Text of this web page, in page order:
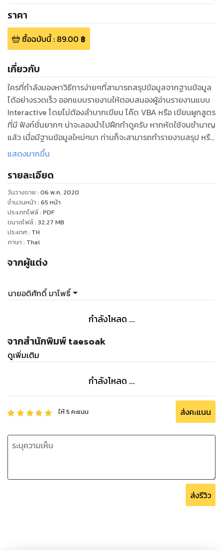
ราคา
ซื้อฉบับนี้: 89.00 ฿
เกี่ยวกับ
ใครที่กำลังมองหาวิธีการง่ายๆที่สามารถสรุปข้อมูลจากฐานข้อมูล
ได้อย่างรวดเร็ว ออกแบบรายงานให้ตอบสนองผู้อ่านรายงานแบบ
Interactive โดยไม่ต้องลำบากเขียน โค๊ด VBA หรือ เขียนผูกสูตร
ที่มี ฟังก์ชั่นยากๆ น่าจะลองนำไปฝึกทำดูครับ หากหัดใช้จนชำนาญ
แล้ว เมื่อมีฐานข้อมูลใหม่ๆมา ท่านก็จะสามารถทำรายงานสรุป หรือ
ออกแบบรายงานให้ผู้ใช้งานได้นำไปใช้ได้ภายในไม่กี่นาที ย้ำครับว่า
Excel จนคล่องแล้วก็อาจใช้เวลาครึ่งค่อนวันเหมือนกัน นอกจากนี้
ยังต้องทดสอบสูตรต่างๆจนแน่ใจแล้วว่าทำงานไม่ผิดพลาด จึงจะ
นำไปใช้งานได้ อีกอย่าง ผู้เขียนเองอยากนำฟีเจอร์ Slicer ซึ่ง
คล้ายๆกับมี Combo box หรือ List box ไว้ให้ผู้อ่านรายงานได้ค
ลิ๊กเลือกสรุปข้อมูลแบบ Interactive ซึ่งผมมองว่าน่าจะอำนวย
ความสะดวกให้กับผู้ที่อ่านรายงานที่เราจัดทำต่อไป
แสดงมากขึ้น
รายละเอียด
วันวางขาย : 06 พ.ค. 2020
จำนวนหน้า : 65 หน้า
ประเภทไฟล์: PDF
ขนาดไฟล์: 32.27 MB
ประเทศ: TH
ภาษา : Thai
จากผู้แต่ง
นายอดิศักดิ์ มาโพธิ์
กำลังโหลด ...
จากสำนักพิมพ์ taesoak
ดูเพิ่มเติม
กำลังโหลด ...
ให้5 คะแนน ส่งคะแนน
ส่งรีวิว